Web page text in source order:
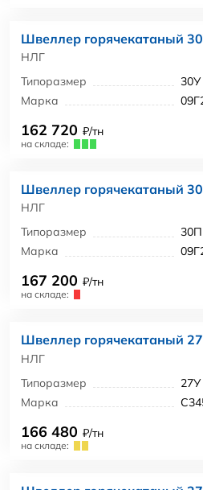
Швеллер горячекатаный
НЛГ
Типоразмер
30У
Марка
162 720 ₽/тн
на складе:
Швеллер горячекатаный
НЛГ
Типоразмер
30П
Марка
167 200 ₽/тн
на складе:
Швеллер горячекатаный
НЛГ
Типоразмер
27У
Марка
166 480 ₽/тн
на складе: